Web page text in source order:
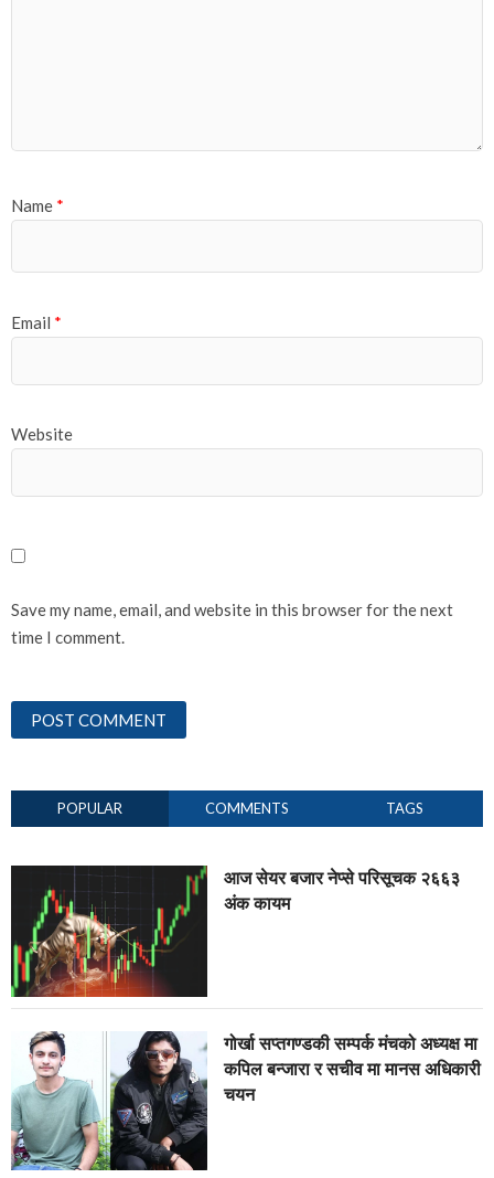
Name *
Email *
Website
Save my name, email, and website in this browser for the next
time I comment.
POPULAR COMMENTS TAGS
आज सेयर बजार नेप्से परिसूचक २६६३
अंक कायम
गोर्खा सप्तगण्डकी सम्पर्क मंचको अध्यक्ष मा
कपिल बन्जारा र सचीव मा मानस अधिकारी
चयन